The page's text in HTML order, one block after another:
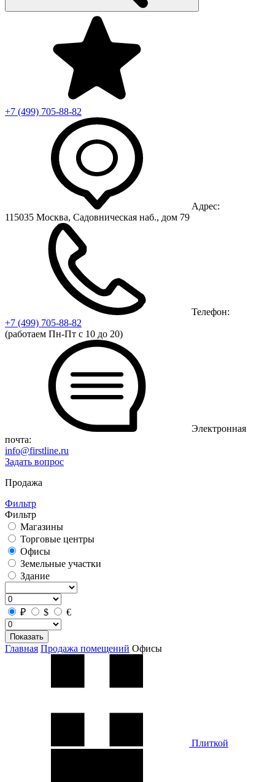
+7 (499) 705-88-82
Адрес:
115035 Москва, Садовническая наб., дом 79
Телефон:
+7 (499) 705-88-82
(работаем Пн-Пт с 10 до 20)
Электронная
почта:
info@firstline.ru
Задать вопрос
Продажа
Фильтр
Фильтр
Магазины
Торговые центры
Офисы
Земельные участки
Здание
₽ $ €
Показать
Главная Продажа помещений Офисы
Плиткой